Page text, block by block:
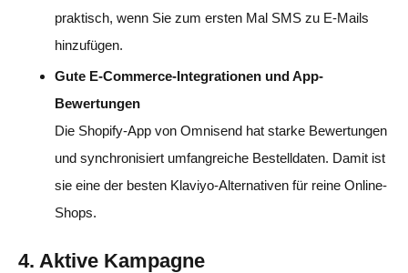
praktisch, wenn Sie zum ersten Mal SMS zu E-Mails
hinzufügen.
Gute E-Commerce-Integrationen und App-
Bewertungen
Die Shopify-App von Omnisend hat starke Bewertungen
und synchronisiert umfangreiche Bestelldaten. Damit ist
sie eine der besten Klaviyo-Alternativen für reine Online-
Shops.
4. Aktive Kampagne